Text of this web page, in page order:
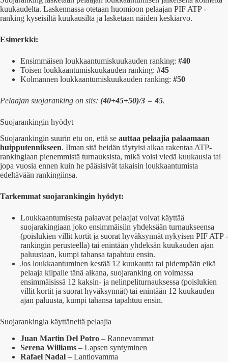
kuukaudelta. Laskennassa otetaan huomioon pelaajan PIF ATP -
ranking kyseisiltä kuukausilta ja lasketaan näiden keskiarvo.
Esimerkki:
Ensimmäisen loukkaantumiskuukauden ranking: #40
Toisen loukkaantumiskuukauden ranking: #45
Kolmannen loukkaantumiskuukauden ranking: #50
Pelaajan suojaranking on siis: (40+45+50)/3 = 45.
Suojarankingin hyödyt
Suojarankingin suurin etu on, että se auttaa pelaajia palaamaan
huipputennikseen. Ilman sitä heidän täytyisi alkaa rakentaa ATP-
rankingiaan pienemmistä turnauksista, mikä voisi viedä kuukausia tai
jopa vuosia ennen kuin he pääsisivät takaisin loukkaantumista
edeltävään rankingiinsa.
Tarkemmat suojarankingin hyödyt:
Loukkaantumisesta palaavat pelaajat voivat käyttää
suojarakingiaan joko ensimmäisiin yhdeksään turnaukseensa
(poislukien villit kortit ja suorat hyväksynnät nykyisen PIF ATP -
rankingin perusteella) tai enintään yhdeksän kuukauden ajan
paluustaan, kumpi tahansa tapahtuu ensin.
Jos loukkaantuminen kestää 12 kuukautta tai pidempään eikä
pelaaja kilpaile tänä aikana, suojaranking on voimassa
ensimmäisissä 12 kaksin- ja nelinpeliturnauksessa (poislukien
villit kortit ja suorat hyväksynnät) tai enintään 12 kuukauden
ajan paluusta, kumpi tahansa tapahtuu ensin.
Suojarankingia käyttäneitä pelaajia
Juan Martin Del Potro – Rannevammat
Serena Williams – Lapsen syntyminen
Rafael Nadal – Lantiovamma